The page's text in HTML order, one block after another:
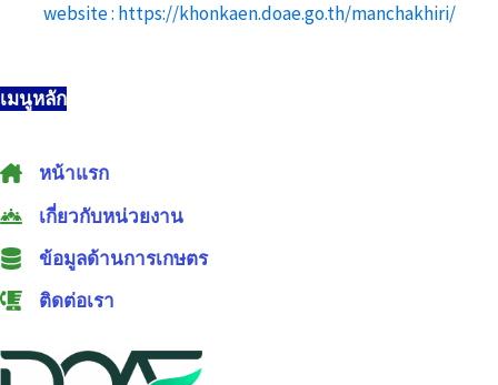
website : https://khonkaen.doae.go.th/manchakhiri/
เมนูหลัก
หน้าแรก
เกี่ยวกับหน่วยงาน
ข้อมูลด้านการเกษตร
ติดต่อเรา